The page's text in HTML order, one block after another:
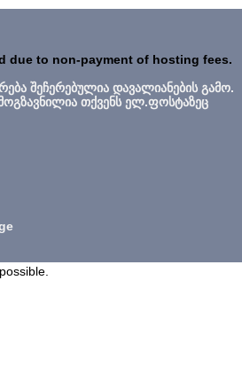
due to non-payment of hosting fees.
შეჩერებულია დავალიანების გამო.
თქვენს ელ.ფოსტაზეც